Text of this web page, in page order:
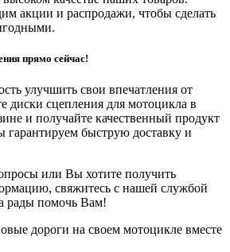
акции и распродажи, чтобы сделать
прямо сейчас!
улучшить свои впечатления от
диски сцепления для мотоцикла в
и получайте качественный продукт
быструю доставку и
или Вы хотите получить
свяжитесь с нашей службой
рады помочь Вам!
дороги на своем мотоцикле вместе